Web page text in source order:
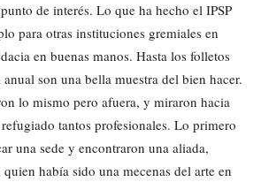
de interés. Lo que ha hecho el IPSP
para otras instituciones gremiales en
en buenas manos. Hasta los folletos
son una bella muestra del bien hacer.
lo mismo pero afuera, y miraron hacia
tantos profesionales. Lo primero
una sede y encontraron una aliada,
había sido una mecenas del arte en